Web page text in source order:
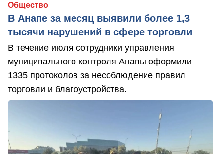
Общество
В Анапе за месяц выявили более 1,3
тысячи нарушений в сфере торговли
В течение июля сотрудники управления
муниципального контроля Анапы оформили
1335 протоколов за несоблюдение правил
торговли и благоустройства.